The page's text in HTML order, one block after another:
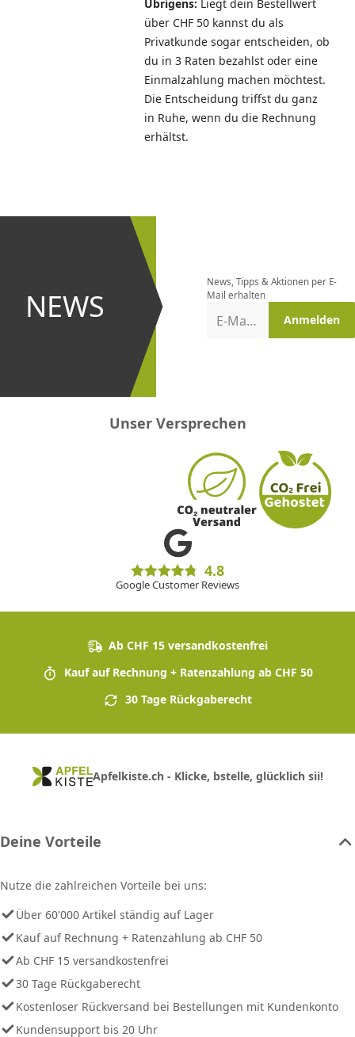
Übrigens: Liegt dein Bestellwert
über CHF 50 kannst du als
Privatkunde sogar entscheiden, ob
du in 3 Raten bezahlst oder eine
Einmalzahlung machen möchtest.
Die Entscheidung triffst du ganz
in Ruhe, wenn du die Rechnung
erhältst.
NEWS
und bei
Aktionen
News, Tipps & Aktionen per E-
Mail erhalten
E-Mail-Adresse Anmelden
Unser Versprechen
4.8
Google Customer Reviews
Ab CHF 15 versandkostenfrei
Kauf auf Rechnung + Ratenzahlung ab CHF 50
30 Tage Rückgaberecht
Apfelkiste.ch - Klicke, bstelle, glücklich sii!
Deine Vorteile
Nutze die zahlreichen Vorteile bei uns:
Über 60'000 Artikel ständig auf Lager
Kauf auf Rechnung + Ratenzahlung ab CHF 50
Ab CHF 15 versandkostenfrei
30 Tage Rückgaberecht
Kostenloser Rückversand bei Bestellungen mit Kundenkonto
Kundensupport bis 20 Uhr